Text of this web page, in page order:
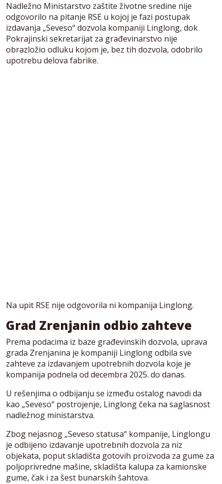
Nadležno Ministarstvo zaštite životne sredine nije
odgovorilo na pitanje RSE u kojoj je fazi postupak
izdavanja „Seveso“ dozvola kompaniji Linglong, dok
Pokrajinski sekretarijat za građevinarstvo nije
obrazložio odluku kojom je, bez tih dozvola, odobrilo
upotrebu delova fabrike.
Na upit RSE nije odgovorila ni kompanija Linglong.
Grad Zrenjanin odbio zahteve
Prema podacima iz baze građevinskih dozvola, uprava
grada Zrenjanina je kompaniji Linglong odbila sve
zahteve za izdavanjem upotrebnih dozvola koje je
kompanija podnela od decembra 2025. do danas.
U rešenjima o odbijanju se između ostalog navodi da
kao „Seveso“ postrojenje, Linglong čeka na saglasnost
nadležnog ministarstva.
Zbog nejasnog „Seveso statusa“ kompanije, Linglongu
je odbijeno izdavanje upotrebnih dozvola za niz
objekata, poput skladišta gotovih proizvoda za gume za
poljoprivredne mašine, skladišta kalupa za kamionske
gume, čak i za šest bunarskih šahtova.